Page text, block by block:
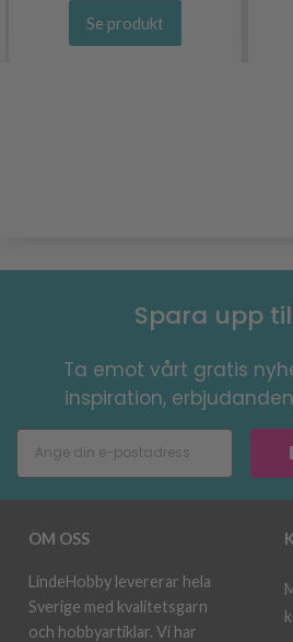
Se produkt
Spara upp
Ta emot vårt gratis
inspiration,
OM OSS
LindeHobby levererar hela
Sverige med kvalitetsgarn
och hobbyartiklar. Vi har